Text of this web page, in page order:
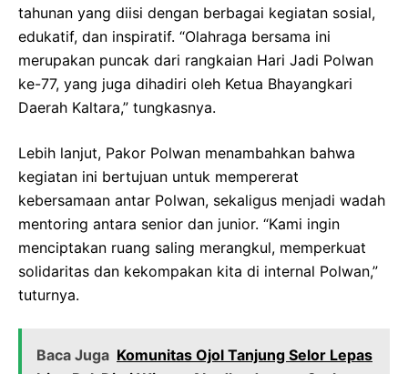
tahunan yang diisi dengan berbagai kegiatan sosial,
edukatif, dan inspiratif. “Olahraga bersama ini
merupakan puncak dari rangkaian Hari Jadi Polwan
ke-77, yang juga dihadiri oleh Ketua Bhayangkari
Daerah Kaltara,” tungkasnya.
Lebih lanjut, Pakor Polwan menambahkan bahwa
kegiatan ini bertujuan untuk mempererat
kebersamaan antar Polwan, sekaligus menjadi wadah
mentoring antara senior dan junior. “Kami ingin
menciptakan ruang saling merangkul, memperkuat
solidaritas dan kekompakan kita di internal Polwan,”
tuturnya.
Baca Juga Komunitas Ojol Tanjung Selor Lepas